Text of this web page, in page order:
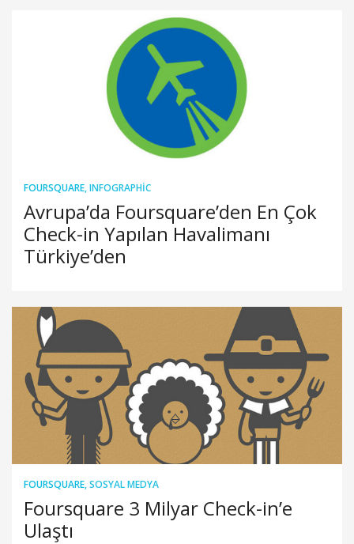
FOURSQUARE,INFOGRAPHIC
Avrupa’da Foursquare’den En Çok
Check-in Yapılan Havalimanı
Türkiye’den
FOURSQUARE,SOSYAL MEDYA
Foursquare 3 Milyar Check-in’e
Ulaştı